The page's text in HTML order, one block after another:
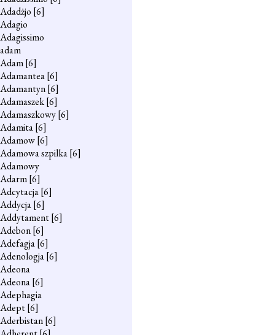
Adadżjo [6]
Adagio
Adagissimo
adam
Adam[6]
Adamantea[6]
Adamantyn[6]
Adamaszek[6]
Adamaszkowy[6]
Adamita[6]
Adamow[6]
Adamowa szpilka[6]
Adamowy
Adarm[6]
Adcytacja[6]
Addycja[6]
Addytament[6]
Adebon[6]
Adefagja[6]
Adenologja[6]
Adeona
Adeona[6]
Adephagia
Adept[6]
Aderbistan[6]